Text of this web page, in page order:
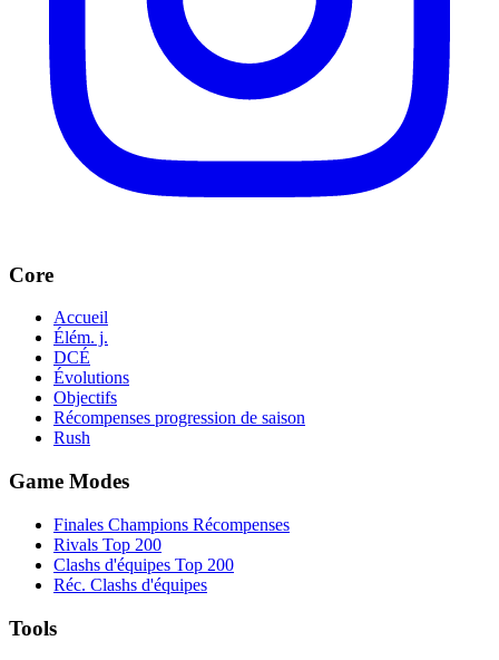
Core
Accueil
Élém. j.
DCÉ
Évolutions
Objectifs
Récompenses progression de saison
Rush
Game Modes
Finales Champions Récompenses
Rivals Top 200
Clashs d'équipes Top 200
Réc. Clashs d'équipes
Tools